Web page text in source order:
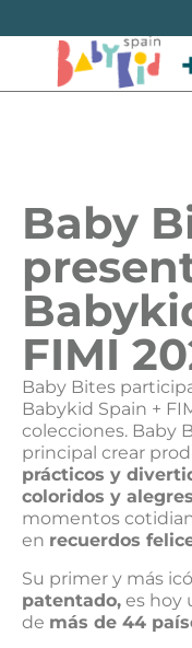
Baby
FIMI
Baby Bites
Babykid Spain +
colecciones. Baby
principal crear
prácticos y
coloridos y alegres
momentos
en recuerdos
Su primer y más
patentado, es hoy
de más de 44